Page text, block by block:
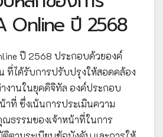
Online ปี 2568
ปี 2568 ประกอบด้วยองค์
ที่ได้รับการปรับปรุงให้สอดคล้อง
งานในยุคดิจิทัล องค์ประกอบ
ที่ ซึ่งเน้นการประเมินความ
ธรรมของเจ้าหน้าที่ในการ